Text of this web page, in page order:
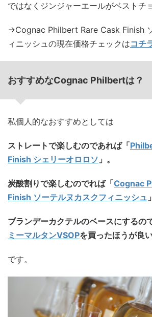
ではなくジンジャーエールがベストチ
→Cognac Philbert Rare Cask Finish
ィニッシュの現在価格チェックはコチ
おすすめなCognac Philbertは？
私個人的なおすすめとしては
ストレートで楽しむのであれば「
Finish シェリーオロロソ 」。
炭酸割りで楽しむのでれば「Cognac
Finish ソーテルヌカスクフィニッシュ
ブランデーカクテルのベースにするの
ミーマルタンVSOPを買ったほうが良い
です。